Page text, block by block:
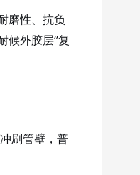
磨性、抗负
候外胶层”复
刷管壁，普